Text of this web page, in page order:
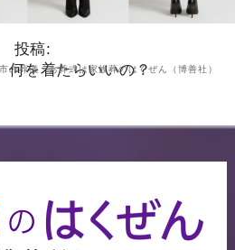
葬儀・お葬式は家族葬のはくぜん（博善社）
投稿:
何を着たらいいの？